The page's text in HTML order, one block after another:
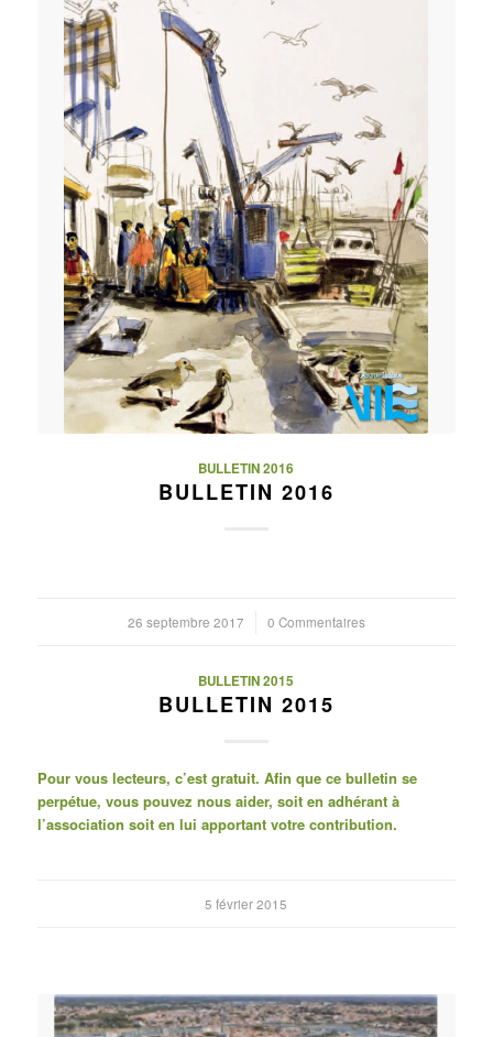
BULLETIN 2016
BULLETIN 2016
26 septembre 2017
/ 0 Commentaires
BULLETIN 2015
BULLETIN 2015
Pour vous lecteurs, c’est gratuit. Afin que ce bulletin se
perpétue, vous pouvez nous aider, soit en adhérant à
l’association soit en lui apportant votre contribution.
5 février 2015